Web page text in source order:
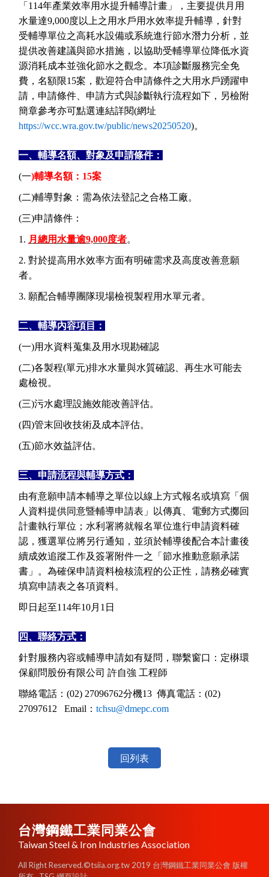
「 114年產業效率用水提升輔導計畫」，主要提供月用
水量達9,000度以上之用水戶用水效率提升輔導，針對
受輔導單位之高耗水設備或系統進行節水潛力分析，並
提供改善建議與節水措施，以協助受輔導單位降低水資
源消耗成本並強化節水之觀念。本項診斷服務完全免
費，名額限15案，歡迎符合申請條件之大用水戶踴躍申
請，申請條件、申請方式與診斷執行流程如下，另檢附
簡章參考亦可點選連結詳閱(網址
https://wcc.wra.gov.tw/public/news20250520)。
一、輔導名額、對象及申請條件：
(一)輔導名額： 15案
(二)輔導對象：需為依法登記之合格工廠。
(三)申請條件：
1. 月總用水量逾9,000度者。
2. 對於提高用水效率方面有明確需求及高度改善意願
者。
3. 願配合輔導團隊現場檢視製程用水單元者。
二、輔導內容項目：
(一)用水資料蒐集及用水現勘確認
(二)各製程(單元)排水水量與水質確認、再生水可能去
處檢視。
(三)污水處理設施效能改善評估。
(四)管末回收技術及成本評估。
(五)節水效益評估。
三、申請流程與輔導方式：
由有意願申請本輔導之單位以線上方式報名或填寫「個
人資料提供同意暨輔導申請表」以傳真、電郵方式擲回
計畫執行單位；水利署將就報名單位進行申請資料確
認，獲選單位將另行通知，並須於輔導後配合本計畫後
續成效追蹤工作及簽署附件一之「節水推動意願承諾
書」。為確保申請資料檢核流程的公正性，請務必確實
填寫申請表之各項資料。
即日起至114年10月 1 日
四、聯絡方式：
針對服務內容或輔導申請如有疑問，聯繫窗口：定楙環
保顧問股份有限公司 許自強 工程師
聯絡電話： (02) 27096762分機13 傳真電話： (02)
27097612 Email ： tchsu@dmepc.com
回列表
台灣鋼鐵工業同業公會
Taiwan Steel & Iron Industries Association
All Right Reserved.©tsiia.org.tw 2019 台灣鋼鐵工業同業公會 版權